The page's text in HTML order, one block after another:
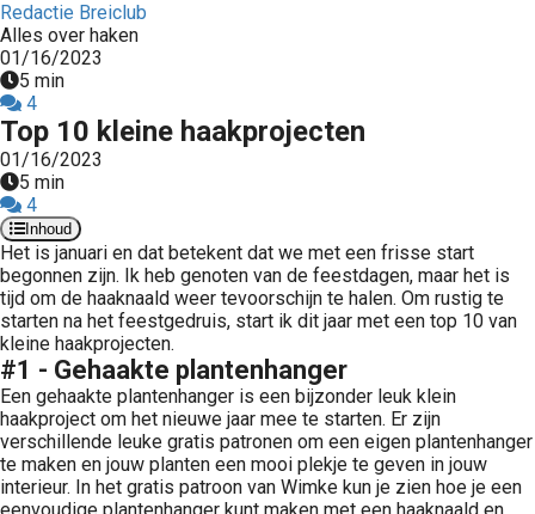
Redactie Breiclub
Alles over haken
01/16/2023
5 min
4
Top 10 kleine haakprojecten
01/16/2023
5 min
4
Inhoud
Het is januari en dat betekent dat we met een frisse start
begonnen zijn. Ik heb genoten van de feestdagen, maar het is
tijd om de haaknaald weer tevoorschijn te halen. Om rustig te
starten na het feestgedruis, start ik dit jaar met een top 10 van
kleine haakprojecten.
#1 - Gehaakte plantenhanger
Een gehaakte plantenhanger is een bijzonder leuk klein
haakproject om het nieuwe jaar mee te starten. Er zijn
verschillende leuke gratis patronen om een eigen plantenhanger
te maken en jouw planten een mooi plekje te geven in jouw
interieur. In het gratis patroon van Wimke kun je zien hoe je een